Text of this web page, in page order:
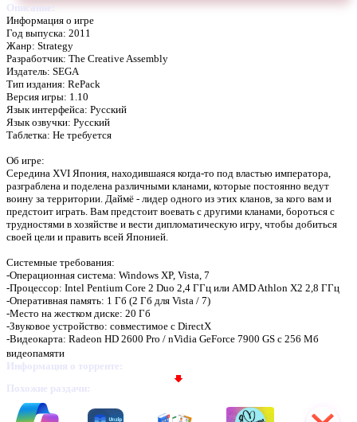
Описание:
Информация о игре
Год выпуска: 2011
Жанр: Strategy
Разработчик: The Creative Assembly
Издатель: SEGA
Тип издания: RePack
Версия игры: 1.10
Язык интерфейса: Русский
Язык озвучки: Русский
Таблетка: Не требуется
Об игре:
Середина XVI Япония, находившаяся когда-то под властью императора,
разграблена и поделена различными кланами, которые постоянно ведут
воину за территории. Даймё - лидер одного из этих кланов, за кого вам и
предстоит играть. Вам предстоит воевать с другими кланами, бороться с
трудностями в хозяйстве и вести дипломатическую игру, чтобы добиться
своей цели и править всей Японией.
Системные требования:
-Операционная система: Windows XP, Vista, 7
-Процессор: Intel Pentium Core 2 Duo 2,4 ГГц или AMD Athlon X2 2,8 ГГц
-Оперативная память: 1 Гб (2 Гб для Vista / 7)
-Место на жестком диске: 20 Гб
-Звуковое устройство: совместимое с DirectX
-Видеокарта: Radeon HD 2600 Pro / nVidia GeForce 7900 GS с 256 Мб
видеопамяти
Информация о торренте:
Похожие раздачи: